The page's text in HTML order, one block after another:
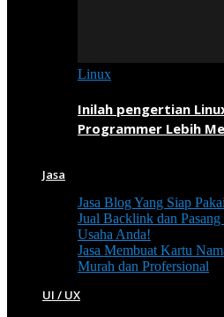
Linux
Inilah pengertian
Programmer Lebih
Jasa
Jasa Blog Yang Siap
Jual Backlink dan
Usaha Anda!
Jasa Membuat Kartu
Murah dan Profersional
UI / UX